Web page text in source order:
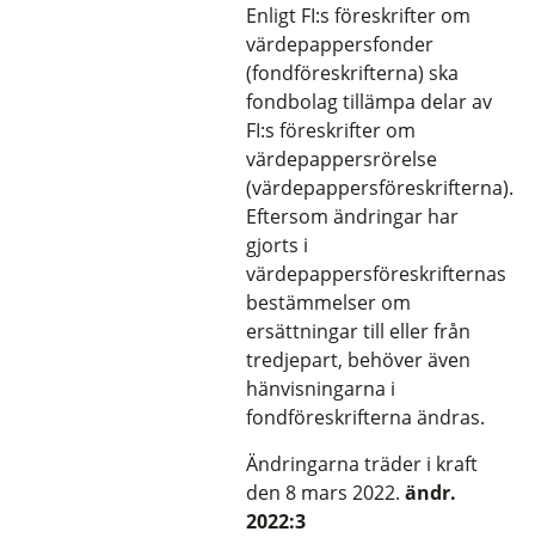
Enligt FI:s föreskrifter om
värdepappersfonder
(fondföreskrifterna) ska
fondbolag tillämpa delar av
FI:s föreskrifter om
värdepappersrörelse
(värdepappersföreskrifterna).
Eftersom ändringar har
gjorts i
värdepappersföreskrifternas
bestämmelser om
ersättningar till eller från
tredjepart, behöver även
hänvisningarna i
fondföreskrifterna ändras.
Ändringarna träder i kraft
den 8 mars 2022. ändr.
2022:3